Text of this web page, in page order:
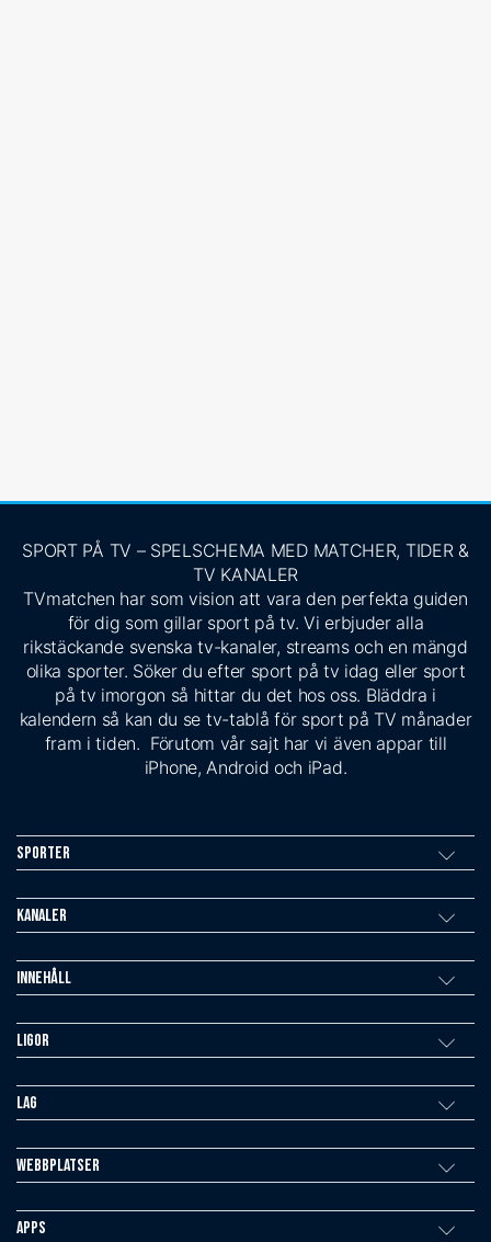
SPORT PÅ TV – SPELSCHEMA MED MATCHER, TIDER &
TV KANALER
TVmatchen har som vision att vara den perfekta guiden
för dig som gillar sport på tv. Vi erbjuder alla
rikstäckande svenska tv-kanaler, streams och en mängd
olika sporter. Söker du efter sport på tv idag eller sport
på tv imorgon så hittar du det hos oss. Bläddra i
kalendern så kan du se tv-tablå för sport på TV månader
fram i tiden. Förutom vår sajt har vi även appar till
iPhone, Android och iPad.
Sporter
Kanaler
Innehåll
Ligor
Lag
Webbplatser
Apps